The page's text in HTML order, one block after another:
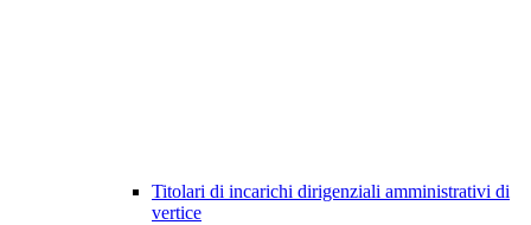
Titolari di incarichi dirigenziali amministrativi di
vertice